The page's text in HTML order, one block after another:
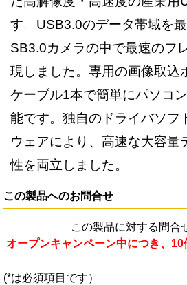
す。USB3.0のデータ帯域を
SB3.0カメラの中で最速のフ
現しました。専用の画像取込
ケーブル1本で簡単にパソコ
能です。独自のドライバソフ
ウェアにより、高速な大容量
性を両立しました。
この製品へのお問合せ
この製品に対する問合
オープンキャンペーン中につき、
(*は必須項目です）